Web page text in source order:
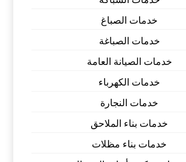
خدمات الصباغ
خدمات الصباغة
خدمات الصيانة العامة
خدمات الكهرباء
خدمات النجارة
خدمات بناء الملاحق
خدمات بناء مظلات